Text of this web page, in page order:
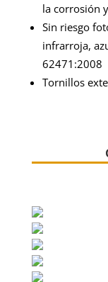
la corrosión
Sin riesgo
infrarroja,
62471:2008
Tornillos